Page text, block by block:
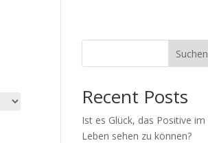
Suchen
Recent Posts
Ist es Glück, das Positive im
Leben sehen zu können?